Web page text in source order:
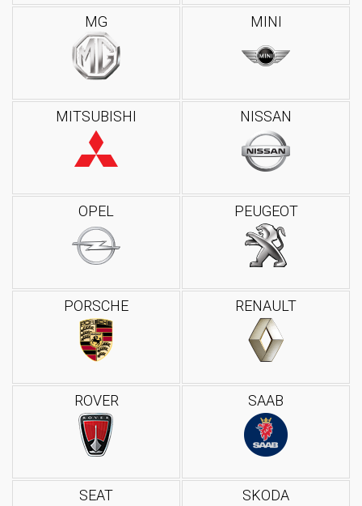
MG MINI
MITSUBISHI NISSAN
OPEL PEUGEOT
PORSCHE RENAULT
ROVER SAAB
SEAT SKODA